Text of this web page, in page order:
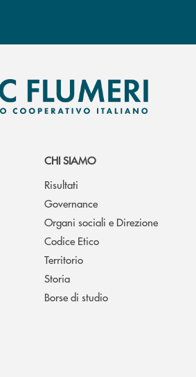
CHI SIAMO
Risultati
Governance
Organi sociali e Direzione
Codice Etico
Territorio
Storia
Borse di studio